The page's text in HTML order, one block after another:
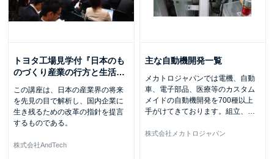
トヨタ工場見学付『日本のも
のづくり産業の行方と生活…
この講座は、日本の産業界の将来
を先見の目で解析し、国内企業に
生き残るための改革の指針を提言
するものである。
株式会社AndTech
主な自動機開発一覧
メカトロジャパンでは電機、自動
車、電子部品、医療等のカスタム
メイドの自動機開発を700種以上
手がけてきております。組立、 …
株式会社メカトロジャパン